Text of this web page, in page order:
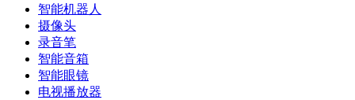
智能机器人
摄像头
录音笔
智能音箱
智能眼镜
电视播放器